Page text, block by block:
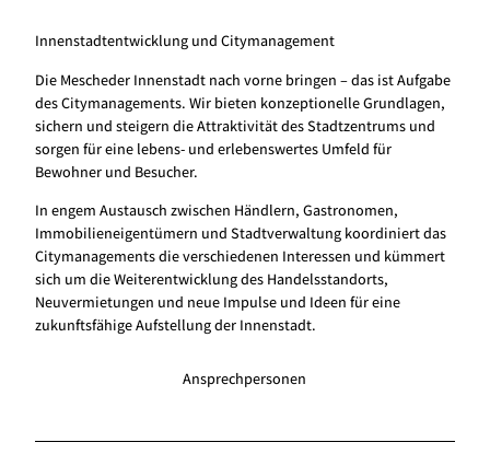
Innenstadtentwicklung und Citymanagement
Die Mescheder Innenstadt nach vorne bringen – das ist Aufgabe
des Citymanagements. Wir bieten konzeptionelle Grundlagen,
sichern und steigern die Attraktivität des Stadtzentrums und
sorgen für eine lebens- und erlebenswertes Umfeld für
Bewohner und Besucher.
In engem Austausch zwischen Händlern, Gastronomen,
Immobilieneigentümern und Stadtverwaltung koordiniert das
Citymanagements die verschiedenen Interessen und kümmert
sich um die Weiterentwicklung des Handelsstandorts,
Neuvermietungen und neue Impulse und Ideen für eine
zukunftsfähige Aufstellung der Innenstadt.
Ansprechpersonen